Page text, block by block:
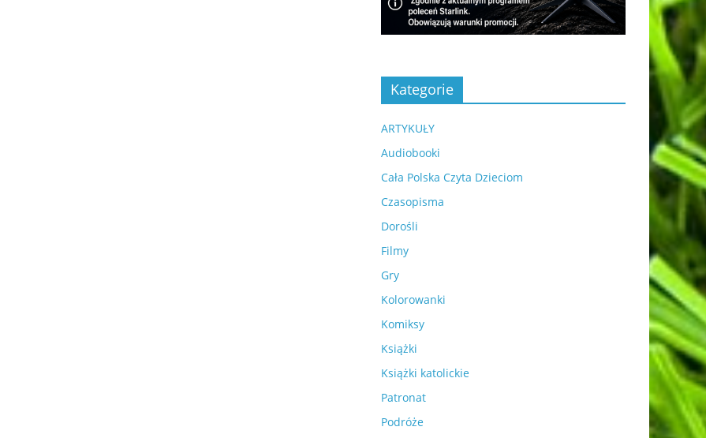
Kategorie
ARTYKUŁY
Audiobooki
Cała Polska Czyta Dzieciom
Czasopisma
Dorośli
Filmy
Gry
Kolorowanki
Komiksy
Książki
Książki katolickie
Patronat
Podróże